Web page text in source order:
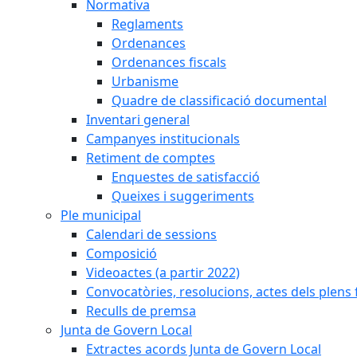
Normativa
Reglaments
Ordenances
Ordenances fiscals
Urbanisme
Quadre de classificació documental
Inventari general
Campanyes institucionals
Retiment de comptes
Enquestes de satisfacció
Queixes i suggeriments
Ple municipal
Calendari de sessions
Composició
Videoactes (a partir 2022)
Convocatòries, resolucions, actes dels plens
Reculls de premsa
Junta de Govern Local
Extractes acords Junta de Govern Local